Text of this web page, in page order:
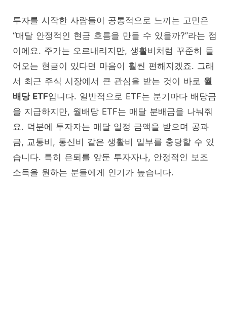
투자를 시작한 사람들이 공통적으로 느끼는 고민은
“매달 안정적인 현금 흐름을 만들 수 있을까?”라는 점
이에요. 주가는 오르내리지만, 생활비처럼 꾸준히 들
어오는 현금이 있다면 마음이 훨씬 편해지겠죠. 그래
서 최근 주식 시장에서 큰 관심을 받는 것이 바로 월
배당 ETF입니다. 일반적으로 ETF는 분기마다 배당금
을 지급하지만, 월배당 ETF는 매달 분배금을 나눠줘
요. 덕분에 투자자는 매달 일정 금액을 받으며 공과
금, 교통비, 통신비 같은 생활비 일부를 충당할 수 있
습니다. 특히 은퇴를 앞둔 투자자나, 안정적인 보조
소득을 원하는 분들에게 인기가 높습니다.